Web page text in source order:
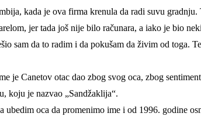
kada je ova firma krenula da radi suvu
jer tada još nije bilo računara, a iako je bio
sam da to radim i da pokušam da živim od toga.
je Canetov otac dao zbog svog oca, zbog
koju je nazvao „Sandžaklija“.
oca da promenimo ime i od 1996. godine